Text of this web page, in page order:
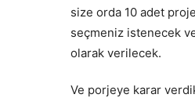
size orda 10 adet
seçmeniz istenecek
olarak verilecek.
Ve porjeye karar